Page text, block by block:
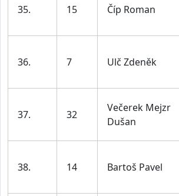
35. 15 Číp Roman
36. 7 Ulč Zdeněk
37. 32
Večerek Mejzr
Dušan
38. 14 Bartoš Pavel